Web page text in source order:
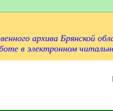
архива Брянской
в электронном